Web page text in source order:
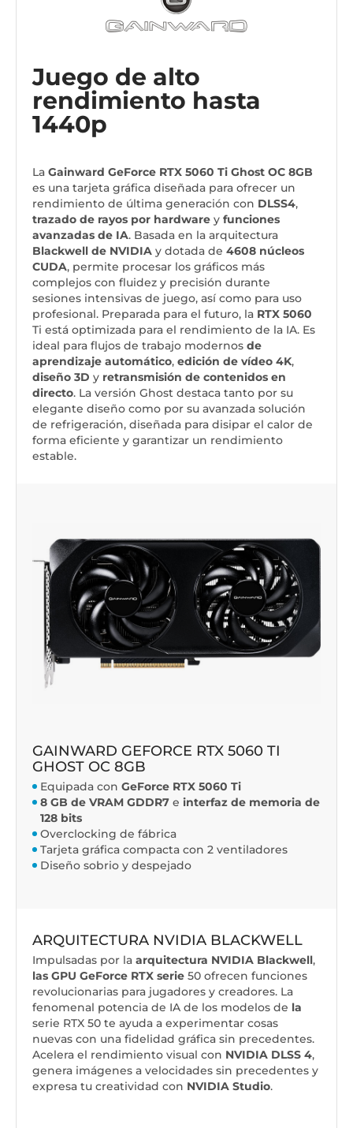
Juego de alto
rendimiento hasta
1440p
La Gainward GeForce RTX 5060 Ti Ghost OC 8GB
es una tarjeta gráfica diseñada para ofrecer un
rendimiento de última generación con DLSS4,
trazado de rayos por hardware y funciones
avanzadas de IA. Basada en la arquitectura
Blackwell de NVIDIA y dotada de 4608 núcleos
CUDA, permite procesar los gráficos más
complejos con fluidez y precisión durante
sesiones intensivas de juego, así como para uso
profesional. Preparada para el futuro, la RTX 5060
Ti está optimizada para el rendimiento de la IA. Es
ideal para flujos de trabajo modernos de
aprendizaje automático, edición de vídeo 4K,
diseño 3D y retransmisión de contenidos en
directo. La versión Ghost destaca tanto por su
elegante diseño como por su avanzada solución
de refrigeración, diseñada para disipar el calor de
forma eficiente y garantizar un rendimiento
estable.
GAINWARD GEFORCE RTX 5060 TI
GHOST OC 8GB
Equipada con GeForce RTX 5060 Ti
8 GB de VRAM GDDR7 e interfaz de memoria de
128 bits
Overclocking de fábrica
Tarjeta gráfica compacta con 2 ventiladores
Diseño sobrio y despejado
ARQUITECTURA NVIDIA BLACKWELL
Impulsadas por la arquitectura NVIDIA Blackwell,
las GPU GeForce RTX serie 50 ofrecen funciones
revolucionarias para jugadores y creadores. La
fenomenal potencia de IA de los modelos de la
serie RTX 50 te ayuda a experimentar cosas
nuevas con una fidelidad gráfica sin precedentes.
Acelera el rendimiento visual con NVIDIA DLSS 4,
genera imágenes a velocidades sin precedentes y
expresa tu creatividad con NVIDIA Studio.